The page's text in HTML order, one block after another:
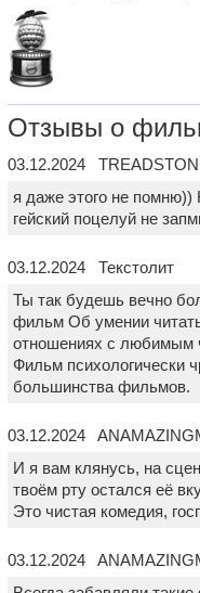
Отзывы о
03.12.2024
я даже этого не помню))
гейский поцелуй не
03.12.2024 Текстолит
Ты так будешь вечно
фильм Об умении
отношениях с любимым
Фильм психологически
большинства фильмов.
03.12.2024
И я вам клянусь, на
твоём рту остался её
Это чистая комедия,
03.12.2024